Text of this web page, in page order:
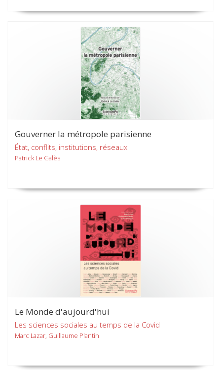
Gouverner la métropole parisienne
État, conflits, institutions, réseaux
Patrick Le Galès
Le Monde d'aujourd'hui
Les sciences sociales au temps de la Covid
Marc Lazar, Guillaume Plantin